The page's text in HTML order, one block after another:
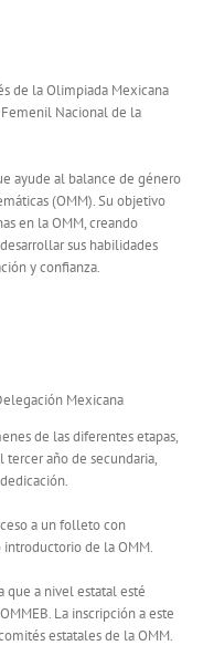
de la Olimpiada Mexicana
Nacional de la
ayude al balance de género
(OMM). Su objetivo
en la OMM, creando
sus habilidades
y confianza.
Mexicana
de las diferentes etapas,
año de secundaria,
a un folleto con
de la OMM.
que a nivel estatal esté
La inscripción a este
estatales de la OMM.